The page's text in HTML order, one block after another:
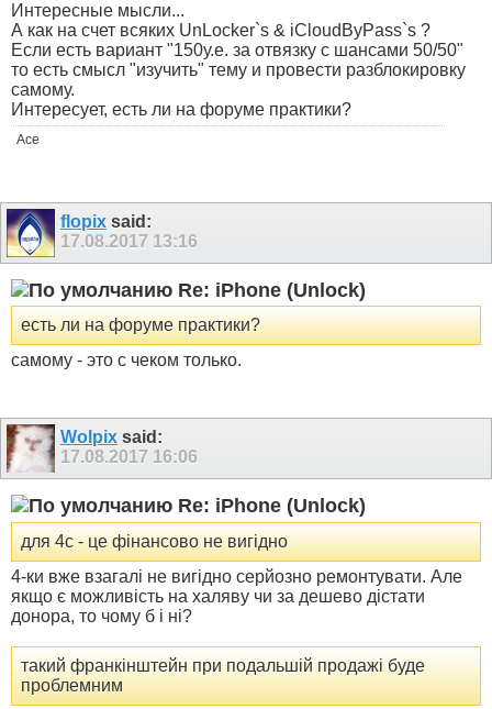
Интересные мысли...
А как на счет всяких UnLocker`s & iCloudByPass`s ?
Если есть вариант "150у.е. за отвязку с шансами 50/50"
то есть смысл "изучить" тему и провести разблокировку
самому.
Интересует, есть ли на форуме практики?
Ace
flopix said:
17.08.2017 13:16
Re: iPhone (Unlock)
есть ли на форуме практики?
самому - это с чеком только.
Wolpix said:
17.08.2017 16:06
Re: iPhone (Unlock)
для 4с - це фінансово не вигідно
4-ки вже взагалі не вигідно серйозно ремонтувати. Але
якщо є можливість на халяву чи за дешево дістати
донора, то чому б і ні?
такий франкінштейн при подальшій продажі буде
проблемним